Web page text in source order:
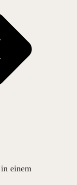
einem